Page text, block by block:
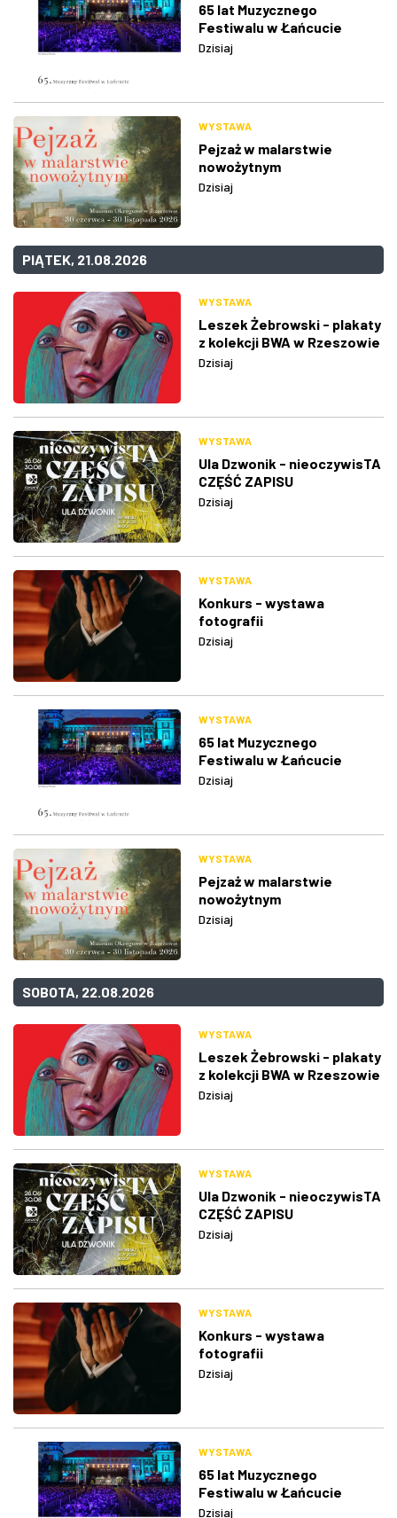
65 lat Muzycznego
Festiwalu w Łańcucie
Dzisiaj
WYSTAWA
Pejzaż w malarstwie
nowożytnym
Dzisiaj
PIĄTEK, 21.08.2026
WYSTAWA
Leszek Żebrowski - plakaty
z kolekcji BWA w Rzeszowie
Dzisiaj
WYSTAWA
Ula Dzwonik - nieoczywisTA
CZĘŚĆ ZAPISU
Dzisiaj
WYSTAWA
Konkurs - wystawa
fotografii
Dzisiaj
WYSTAWA
65 lat Muzycznego
Festiwalu w Łańcucie
Dzisiaj
WYSTAWA
Pejzaż w malarstwie
nowożytnym
Dzisiaj
SOBOTA, 22.08.2026
WYSTAWA
Leszek Żebrowski - plakaty
z kolekcji BWA w Rzeszowie
Dzisiaj
WYSTAWA
Ula Dzwonik - nieoczywisTA
CZĘŚĆ ZAPISU
Dzisiaj
WYSTAWA
Konkurs - wystawa
fotografii
Dzisiaj
WYSTAWA
65 lat Muzycznego
Festiwalu w Łańcucie
Dzisiaj